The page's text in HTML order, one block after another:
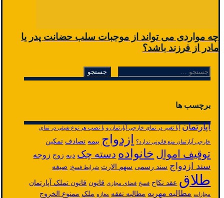
چه مواردی می تواند از موجبات سلب حضانت پدر یا
مادر از فرزند باشد؟
جستجو
برای:
برچسب ها
آپارتمان آیا تغییر در نمای خارجی آپارتمان و یا نصب هر نوع شیئی در نمای
خارجی آپارتمان منع قانونی ندارد؟ ازدواج بیمه تصادف تمکین
توقیف اموال خانواده دسته چک دیه زوج زوجه
سند ازدواج سند رسمی سهم الارث شرایط فسخ: صیغه
طلاق عقد نکاح فسخ فضای مجازی قانون قانون تملک آپارتمان
مجازات مطالبه مهریه مطالبه نفقه مغازه ملک ممنوع الخروج